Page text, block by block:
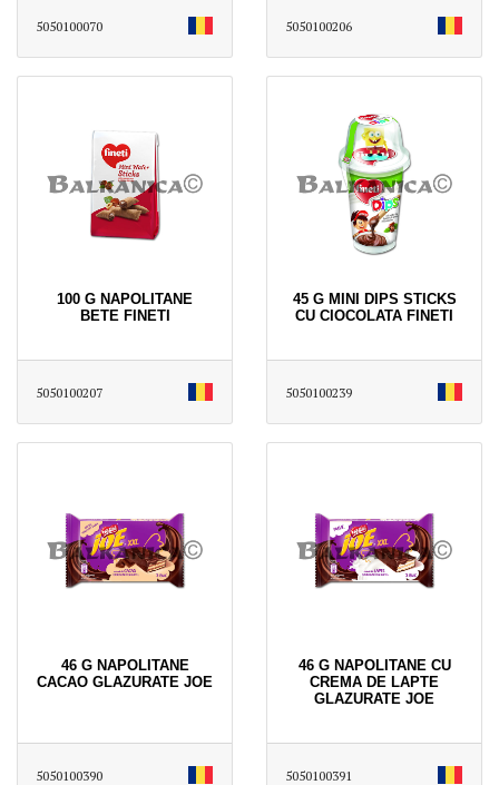
5050100070 5050100206
100 G NAPOLITANE
BETE FINETI
5050100207
45 G MINI DIPS STICKS
CU CIOCOLATA FINETI
5050100239
46 G NAPOLITANE
CACAO GLAZURATE JOE
5050100390
46 G NAPOLITANE CU
CREMA DE LAPTE
GLAZURATE JOE
5050100391